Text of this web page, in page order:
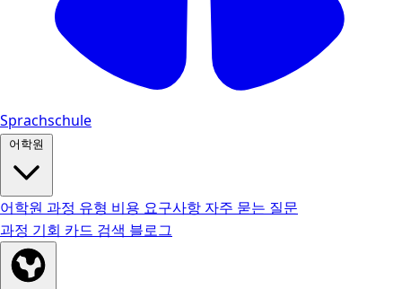
Sprachschule
어학원
어학원 과정 유형 비용 요구사항 자주 묻는 질문
과정 기회 카드 검색 블로그